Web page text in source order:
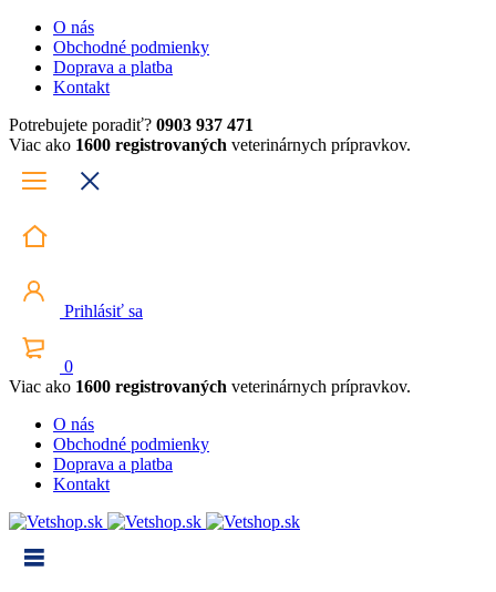
O nás
Obchodné podmienky
Doprava a platba
Kontakt
Potrebujete poradiť? 0903 937 471
Viac ako 1600 registrovaných veterinárnych prípravkov.
Prihlásiť sa
0
Viac ako 1600 registrovaných veterinárnych prípravkov.
O nás
Obchodné podmienky
Doprava a platba
Kontakt